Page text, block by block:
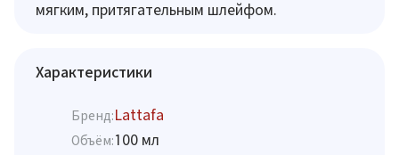
мягким, притягательным шлейфом.
Характеристики
Бренд:Lattafa
Объём:100 мл